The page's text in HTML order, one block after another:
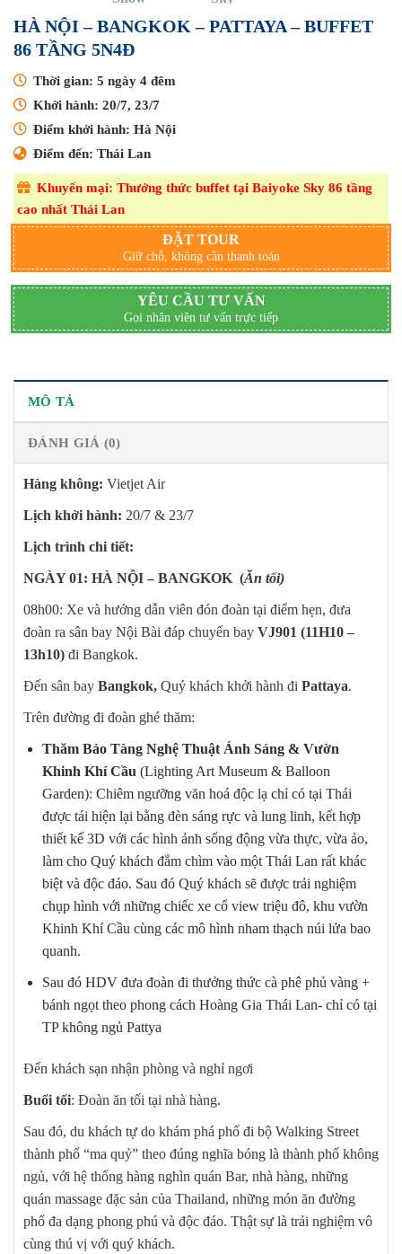
HÀ NỘI – BANGKOK – PATTAYA – BUFFET
86 TẦNG 5N4Đ
Thời gian: 5 ngày 4 đêm
Khởi hành: 20/7, 23/7
Điểm khởi hành: Hà Nội
Điểm đến: Thái Lan
Khuyến mại: Thưởng thức buffet tại Baiyoke Sky 86 tầng
cao nhất Thái Lan
ĐẶT TOUR
Giữ chỗ, không cần thanh toán
YÊU CẦU TƯ VẤN
Gọi nhân viên tư vấn trực tiếp
MÔ TẢ
ĐÁNH GIÁ (0)
Hàng không: Vietjet Air
Lịch khởi hành: 20/7 & 23/7
Lịch trình chi tiết:
NGÀY 01: HÀ NỘI – BANGKOK (Ăn tối)
08h00: Xe và hướng dẫn viên đón đoàn tại điểm hẹn, đưa
đoàn ra sân bay Nội Bài đáp chuyến bay VJ901 (11H10 –
13h10) đi Bangkok.
Đến sân bay Bangkok, Quý khách khởi hành đi Pattaya.
Trên đường đi đoàn ghé thăm:
Thăm Bảo Tàng Nghệ Thuật Ánh Sáng & Vườn
Khinh Khí Cầu (Lighting Art Museum & Balloon
Garden): Chiêm ngưỡng văn hoá độc lạ chỉ có tại Thái
được tái hiện lại bằng đèn sáng rực và lung linh, kết hợp
thiết kế 3D với các hình ảnh sống động vừa thực, vừa ảo,
làm cho Quý khách đắm chìm vào một Thái Lan rất khác
biệt và độc đáo. Sau đó Quý khách sẽ được trải nghiệm
chụp hình với những chiếc xe cổ view triệu đô, khu vườn
Khinh Khí Cầu cùng các mô hình nham thạch núi lửa bao
quanh.
Sau đó HDV đưa đoàn đi thưởng thức cà phê phủ vàng +
bánh ngọt theo phong cách Hoàng Gia Thái Lan- chỉ có tại
TP không ngủ Pattya
Đến khách sạn nhận phòng và nghỉ ngơi
Buổi tối: Đoàn ăn tối tại nhà hàng.
Sau đó, du khách tự do khám phá phố đi bộ Walking Street
thành phố “ma quỷ” theo đúng nghĩa bóng là thành phố không
ngủ, với hệ thống hàng nghìn quán Bar, nhà hàng, những
quán massage đặc sản của Thailand, những món ăn đường
phố đa dạng phong phú và độc đáo. Thật sự là trải nghiệm vô
cùng thú vị với quý khách.